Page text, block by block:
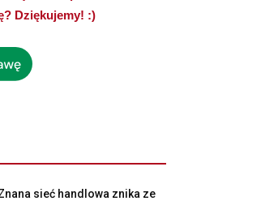
Dziękujemy! :)
sieć handlowa znika ze